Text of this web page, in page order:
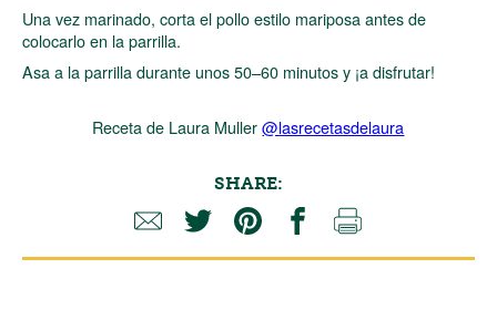
Una vez marinado, corta el pollo estilo mariposa antes de
colocarlo en la parrilla.
Asa a la parrilla durante unos 50–60 minutos y ¡a disfrutar!
Receta de Laura Muller@lasrecetasdelaura
SHARE: